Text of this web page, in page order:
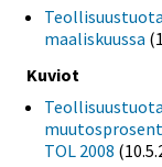
maaliskuussa
Kuviot
TOL 2008